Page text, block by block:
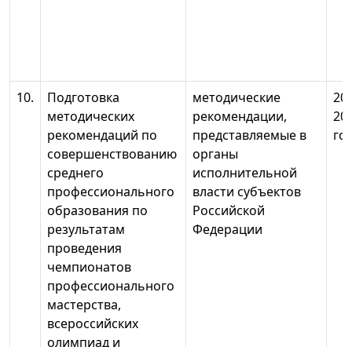
10.
Подготовка
методических
рекомендаций по
совершенствованию
среднего
профессионального
образования по
результатам
проведения
чемпионатов
профессионального
мастерства,
всероссийских
олимпиад и
методические
рекомендации,
представляемые в
органы
исполнительной
власти субъектов
Российской
Федерации